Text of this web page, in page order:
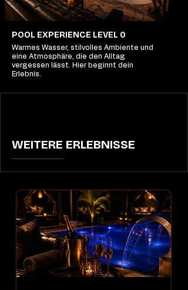
POOL EXPERIENCE LEVEL 0
Warmes Wasser, stilvolles Ambiente und
eine Atmosphäre, die den Alltag
vergessen lässt. Hier beginnt dein
Erlebnis.
WEITERE ERLEBNISSE